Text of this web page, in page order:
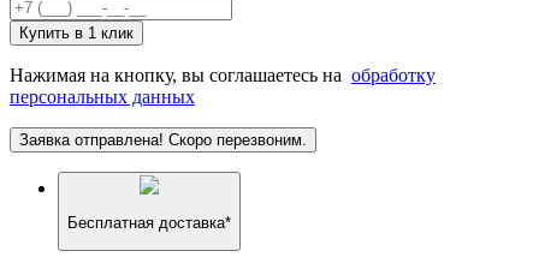
Купить в 1 клик
Нажимая на кнопку, вы соглашаетесь на обработку
персональных данных
Заявка отправлена! Скоро перезвоним.
Бесплатная доставка*